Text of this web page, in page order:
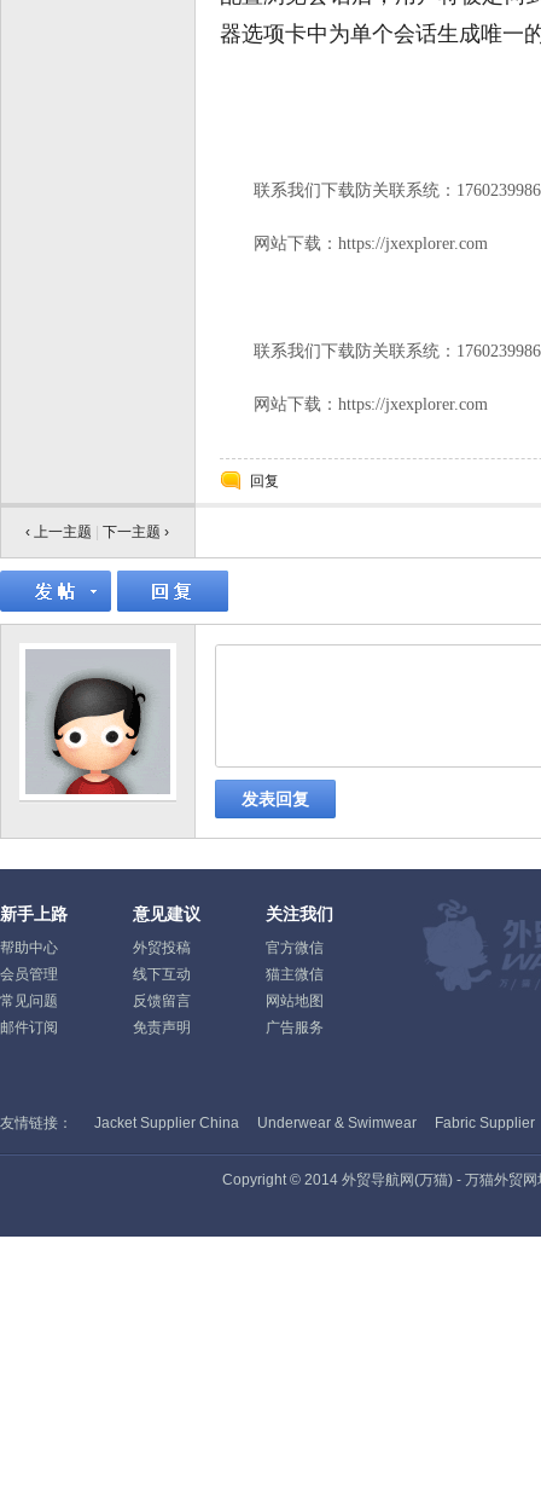
器选项卡中为单个会话生成唯一
联系我们下载防关联系统：
网站下载：https://jxexplorer.com
联系我们下载防关联系统：
网站下载：https://jxexplorer.com
回复
‹ 上一主题 下一主题›
发表回复
新手上路
帮助中心
会员管理
常见问题
邮件订阅
意见建议
外贸投稿
线下互动
反馈留言
免责声明
关注我们
官方微信
猫主微信
网站地图
广告服务
友情链接： Jacket Supplier China Underwear & Swimwear Fabric Supplier
Copyright © 2014 外贸导航网(万猫) - 万猫外贸